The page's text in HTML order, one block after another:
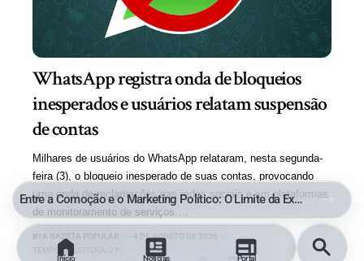
Entre a Comoção e o Marketing Político: O Limite da Exploração de uma Tragédia
Início Notícias Portal
WhatsApp registra onda de bloqueios
inesperados e usuários relatam suspensão
de contas
Milhares de usuários do WhatsApp relataram, nesta segunda-
feira (3), o bloqueio inesperado de suas contas, provocando
uma onda de reclamações nas redes sociais e em plataformas
de monitoramento de serviços.…
BYA GAZETA POPULAR
4 DE AGOSTO DE 2026
TEMPO DE LEITURA: 2 MINUTOS